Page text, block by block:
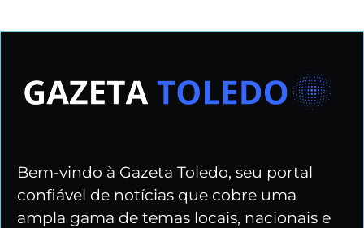
Bem-vindo à Gazeta Toledo, seu portal
confiável de notícias que cobre uma
ampla gama de temas locais, nacionais e